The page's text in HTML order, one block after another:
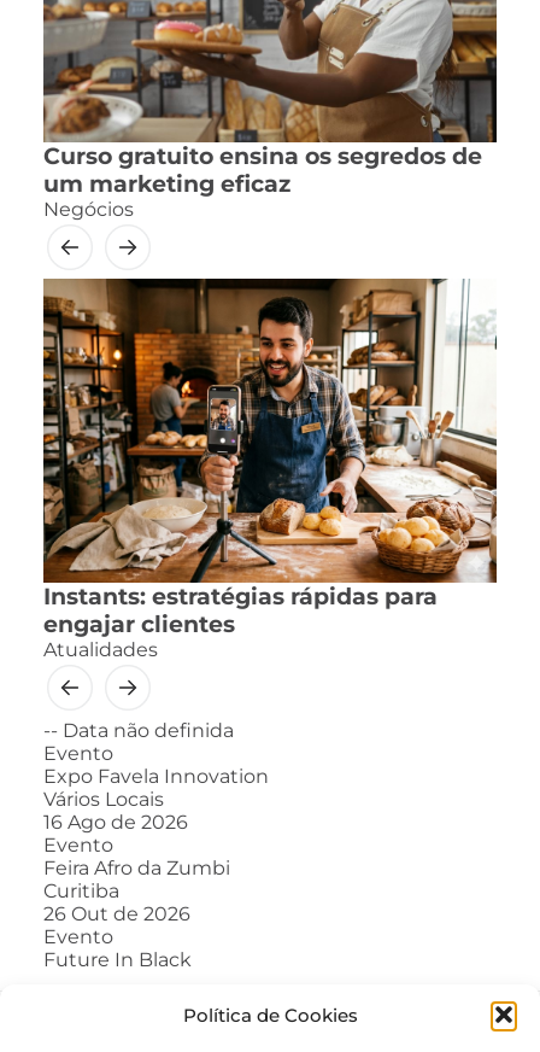
Política de Cookies
Curso gratuito ensina os segredos de
um marketing eficaz
Negócios
Instants: estratégias rápidas para
engajar clientes
Atualidades
-- Data não definida
Evento
Expo Favela Innovation
Vários Locais
16 Ago de 2026
Evento
Feira Afro da Zumbi
Curitiba
26 Out de 2026
Evento
Future In Black